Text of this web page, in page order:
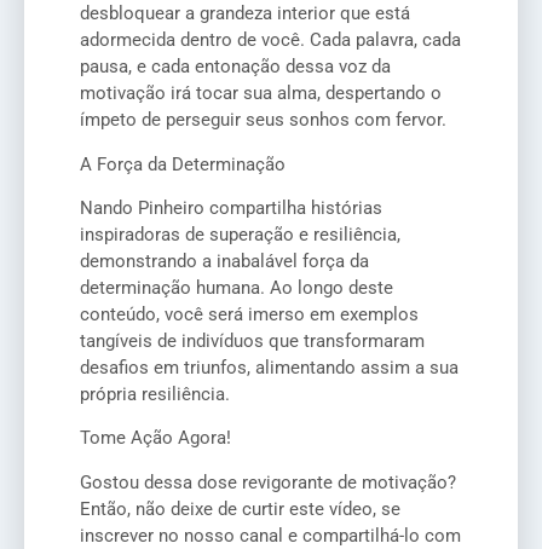
desbloquear a grandeza interior que está
adormecida dentro de você. Cada palavra, cada
pausa, e cada entonação dessa voz da
motivação irá tocar sua alma, despertando o
ímpeto de perseguir seus sonhos com fervor.
A Força da Determinação
Nando Pinheiro compartilha histórias
inspiradoras de superação e resiliência,
demonstrando a inabalável força da
determinação humana. Ao longo deste
conteúdo, você será imerso em exemplos
tangíveis de indivíduos que transformaram
desafios em triunfos, alimentando assim a sua
própria resiliência.
Tome Ação Agora!
Gostou dessa dose revigorante de motivação?
Então, não deixe de curtir este vídeo, se
inscrever no nosso canal e compartilhá-lo com